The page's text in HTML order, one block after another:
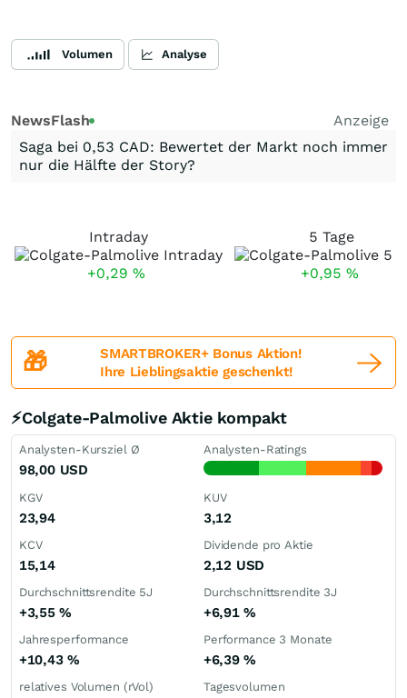
Volumen Analyse
NewsFlash
Anzeige
Saga bei 0,53 CAD: Bewertet der Markt noch immer
nur die Hälfte der Story?
Intraday
+0,29 %
5 Tage
+0,95 %
🎁
SMARTBROKER+ Bonus Aktion!
Ihre Lieblingsaktie geschenkt!
⚡Colgate-Palmolive Aktie kompakt
Analysten-Kursziel Ø
98,00 USD
Analysten-Ratings
KGV
23,94
KUV
3,12
KCV
15,14
Dividende pro Aktie
2,12 USD
Durchschnittsrendite 5J
+3,55%
Durchschnittsrendite 3J
+6,91%
Jahresperformance
+10,43 %
Performance 3 Monate
+6,39%
relatives Volumen (rVol) Tagesvolumen